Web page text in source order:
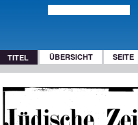
TITEL ÜBERSICHT SEITE